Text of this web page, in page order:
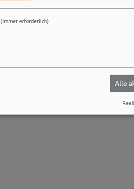
(immer erforderlich)
Alle